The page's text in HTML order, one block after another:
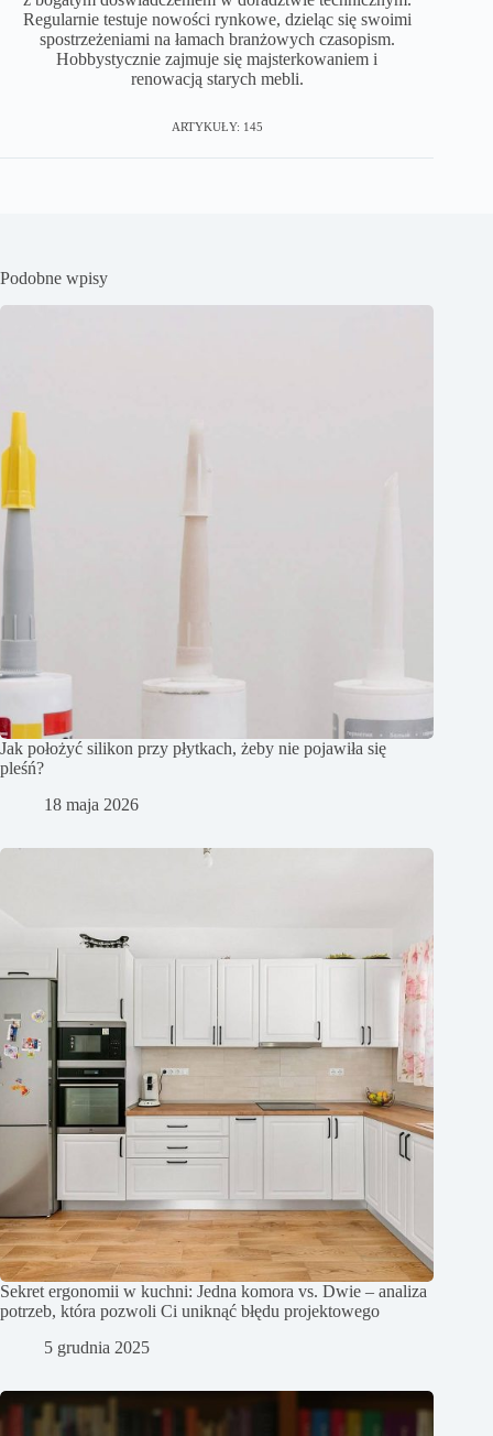
Regularnie testuje nowości rynkowe, dzieląc się swoimi
spostrzeżeniami na łamach branżowych czasopism.
Hobbystycznie zajmuje się majsterkowaniem i
renowacją starych mebli.
ARTYKUŁY: 145
Podobne wpisy
Jak położyć silikon przy płytkach, żeby nie pojawiła się
pleśń?
18 maja 2026
Sekret ergonomii w kuchni: Jedna komora vs. Dwie – analiza
potrzeb, która pozwoli Ci uniknąć błędu projektowego
5 grudnia 2025